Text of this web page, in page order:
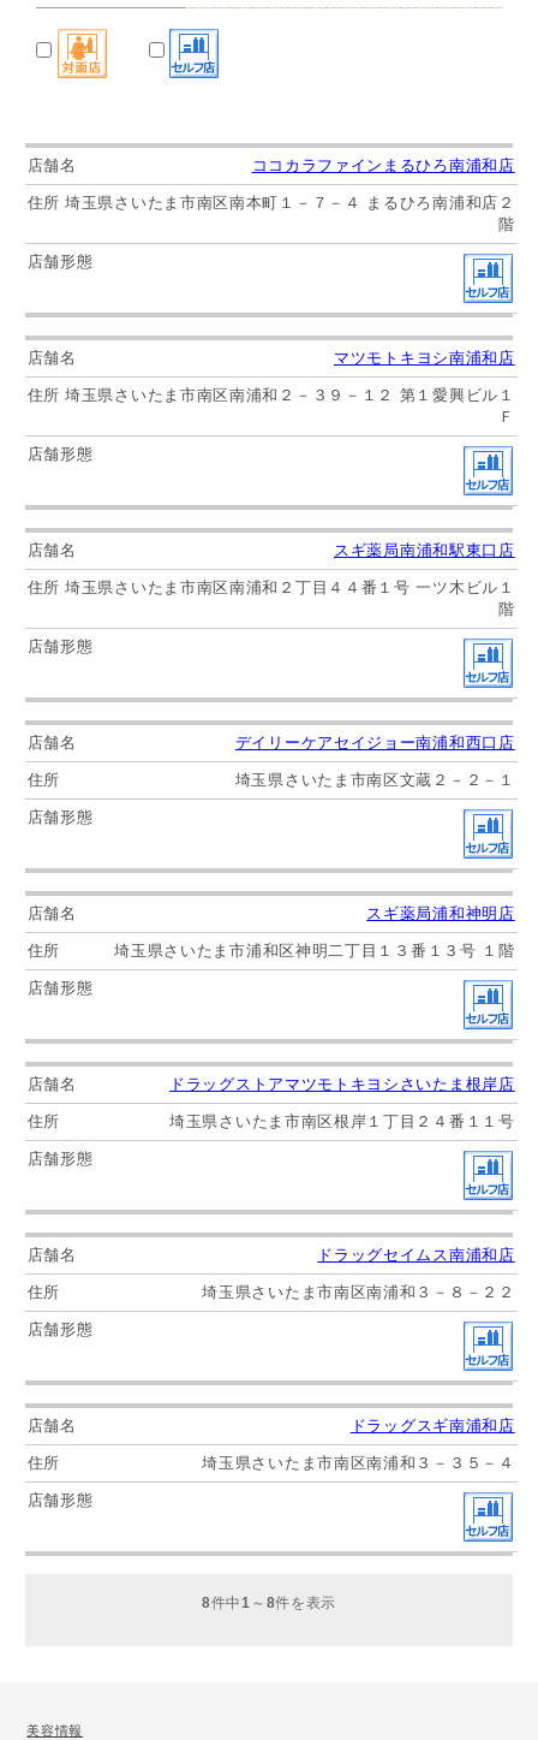
ココカラファインまるひろ南浦和店
埼玉県さいたま市南区南本町１－７－４ まるひろ南浦和店２
階
マツモトキヨシ南浦和店
埼玉県さいたま市南区南浦和２－３９－１２ 第１愛興ビル１
Ｆ
スギ薬局南浦和駅東口店
埼玉県さいたま市南区南浦和２丁目４４番１号 一ツ木ビル１
階
デイリーケアセイジョー南浦和西口店
埼玉県さいたま市南区文蔵２－２－１
スギ薬局浦和神明店
埼玉県さいたま市浦和区神明二丁目１３番１３号 １階
ドラッグストアマツモトキヨシさいたま根岸店
埼玉県さいたま市南区根岸１丁目２４番１１号
ドラッグセイムス南浦和店
埼玉県さいたま市南区南浦和３－８－２２
ドラッグスギ南浦和店
埼玉県さいたま市南区南浦和３－３５－４
8件中 1 ～ 8件を表示
美容情報